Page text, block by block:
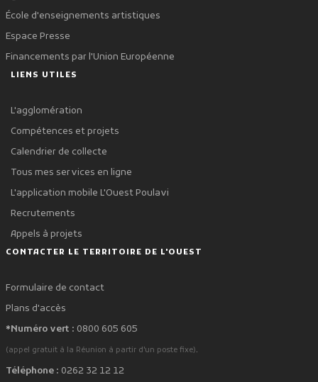
École d'enseignements artistiques
Espace Presse
Financements par l'Union Européenne
LIENS UTILES
L'agglomération
Compétences et projets
Calendrier de collecte
Tous mes services en ligne
L'application mobile L'Ouest Poulavi
Recrutements
Appels à projets
CONTACTER LE TERRITOIRE DE L'OUEST
Formulaire de contact
Plans d'accès
*Numéro vert : 0800 605 605
(appel gratuit à la Réunion à partir d'un poste fixe).
Téléphone : 0262 32 12 12